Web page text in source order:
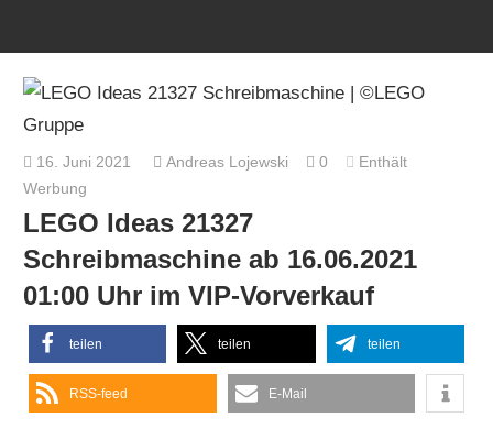
16. Juni 2021 Andreas Lojewski 0
Enthält
Werbung
LEGO Ideas 21327
Schreibmaschine ab 16.06.2021
01:00 Uhr im VIP-Vorverkauf
teilen teilen teilen
RSS-feed E-Mail